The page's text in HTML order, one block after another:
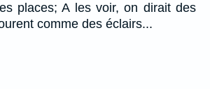
places; A les voir, on dirait des
comme des éclairs...